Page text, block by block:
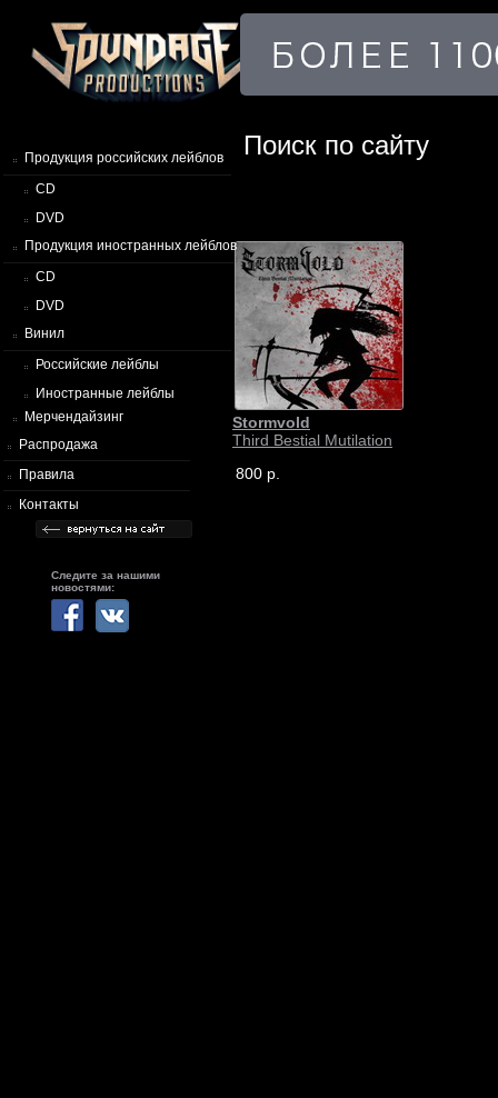
Продукция российских лейблов
CD
DVD
Продукция иностранных лейблов
CD
DVD
Винил
Российские лейблы
Иностранные лейблы
Мерчендайзинг
Распродажа
Правила
Контакты
Следите за нашими
новостями:
Поиск по сайту
Stormvold
Third Bestial Mutilation
800 р.